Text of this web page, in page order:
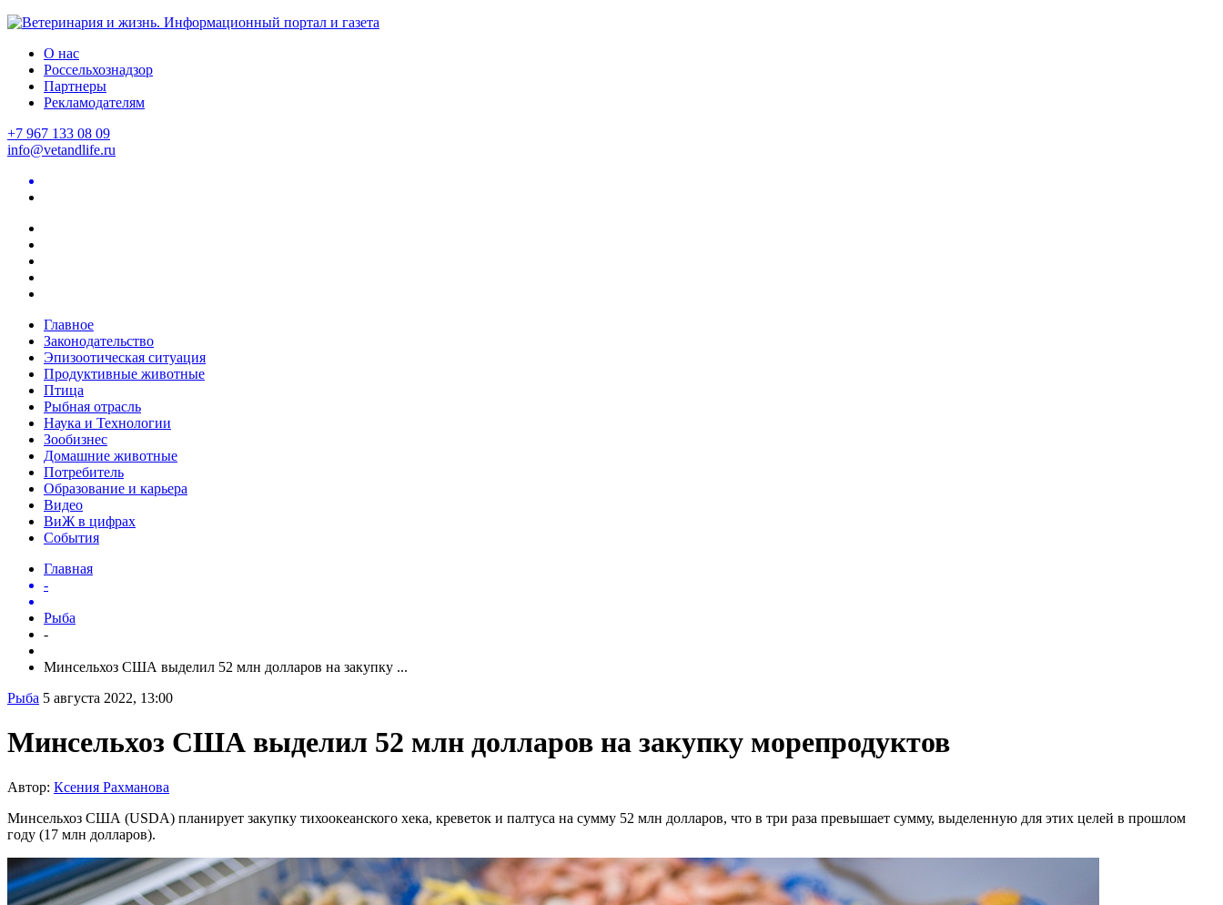
О нас
Россельхознадзор
Партнеры
Рекламодателям
+7 967 133 08 09
info@vetandlife.ru
Главное
Законодательство
Эпизоотическая ситуация
Продуктивные животные
Птица
Рыбная отрасль
Наука и Технологии
Зообизнес
Домашние животные
Потребитель
Образование и карьера
Видео
ВиЖ в цифрах
События
Главная
-
Рыба
-
Минсельхоз США выделил 52 млн долларов на закупку ...
Рыба 5 августа 2022, 13:00
Минсельхоз США выделил 52 млн долларов на закупку морепродуктов
Автор: Ксения Рахманова
Минсельхоз США (USDA) планирует закупку тихоокеанского хека, креветок и палтуса на сумму 52 млн долларов, что в три раза превышает сумму, выделенную для этих целей в прошлом
году (17 млн долларов).